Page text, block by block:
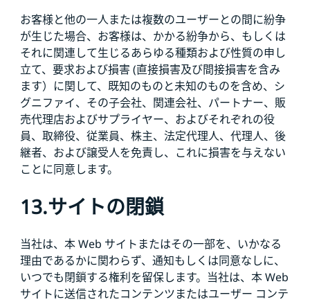
お客様と他の一人または複数のユーザーとの間に紛争
が生じた場合、お客様は、かかる紛争から、もしくは
それに関連して生じるあらゆる種類および性質の申し
立て、要求および損害 (直接損害及び間接損害を含み
ます）に関して、既知のものと未知のものを含め、シ
グニファイ、その子会社、関連会社、パートナー、販
売代理店およびサプライヤー、およびそれぞれの役
員、取締役、従業員、株主、法定代理人、代理人、後
継者、および譲受人を免責し、これに損害を与えない
ことに同意します。
13.サイトの閉鎖
当社は、本 Web サイトまたはその一部を、いかなる
理由であるかに関わらず、通知もしくは同意なしに、
いつでも閉鎖する権利を留保します。当社は、本 Web
サイトに送信されたコンテンツまたはユーザー コンテ